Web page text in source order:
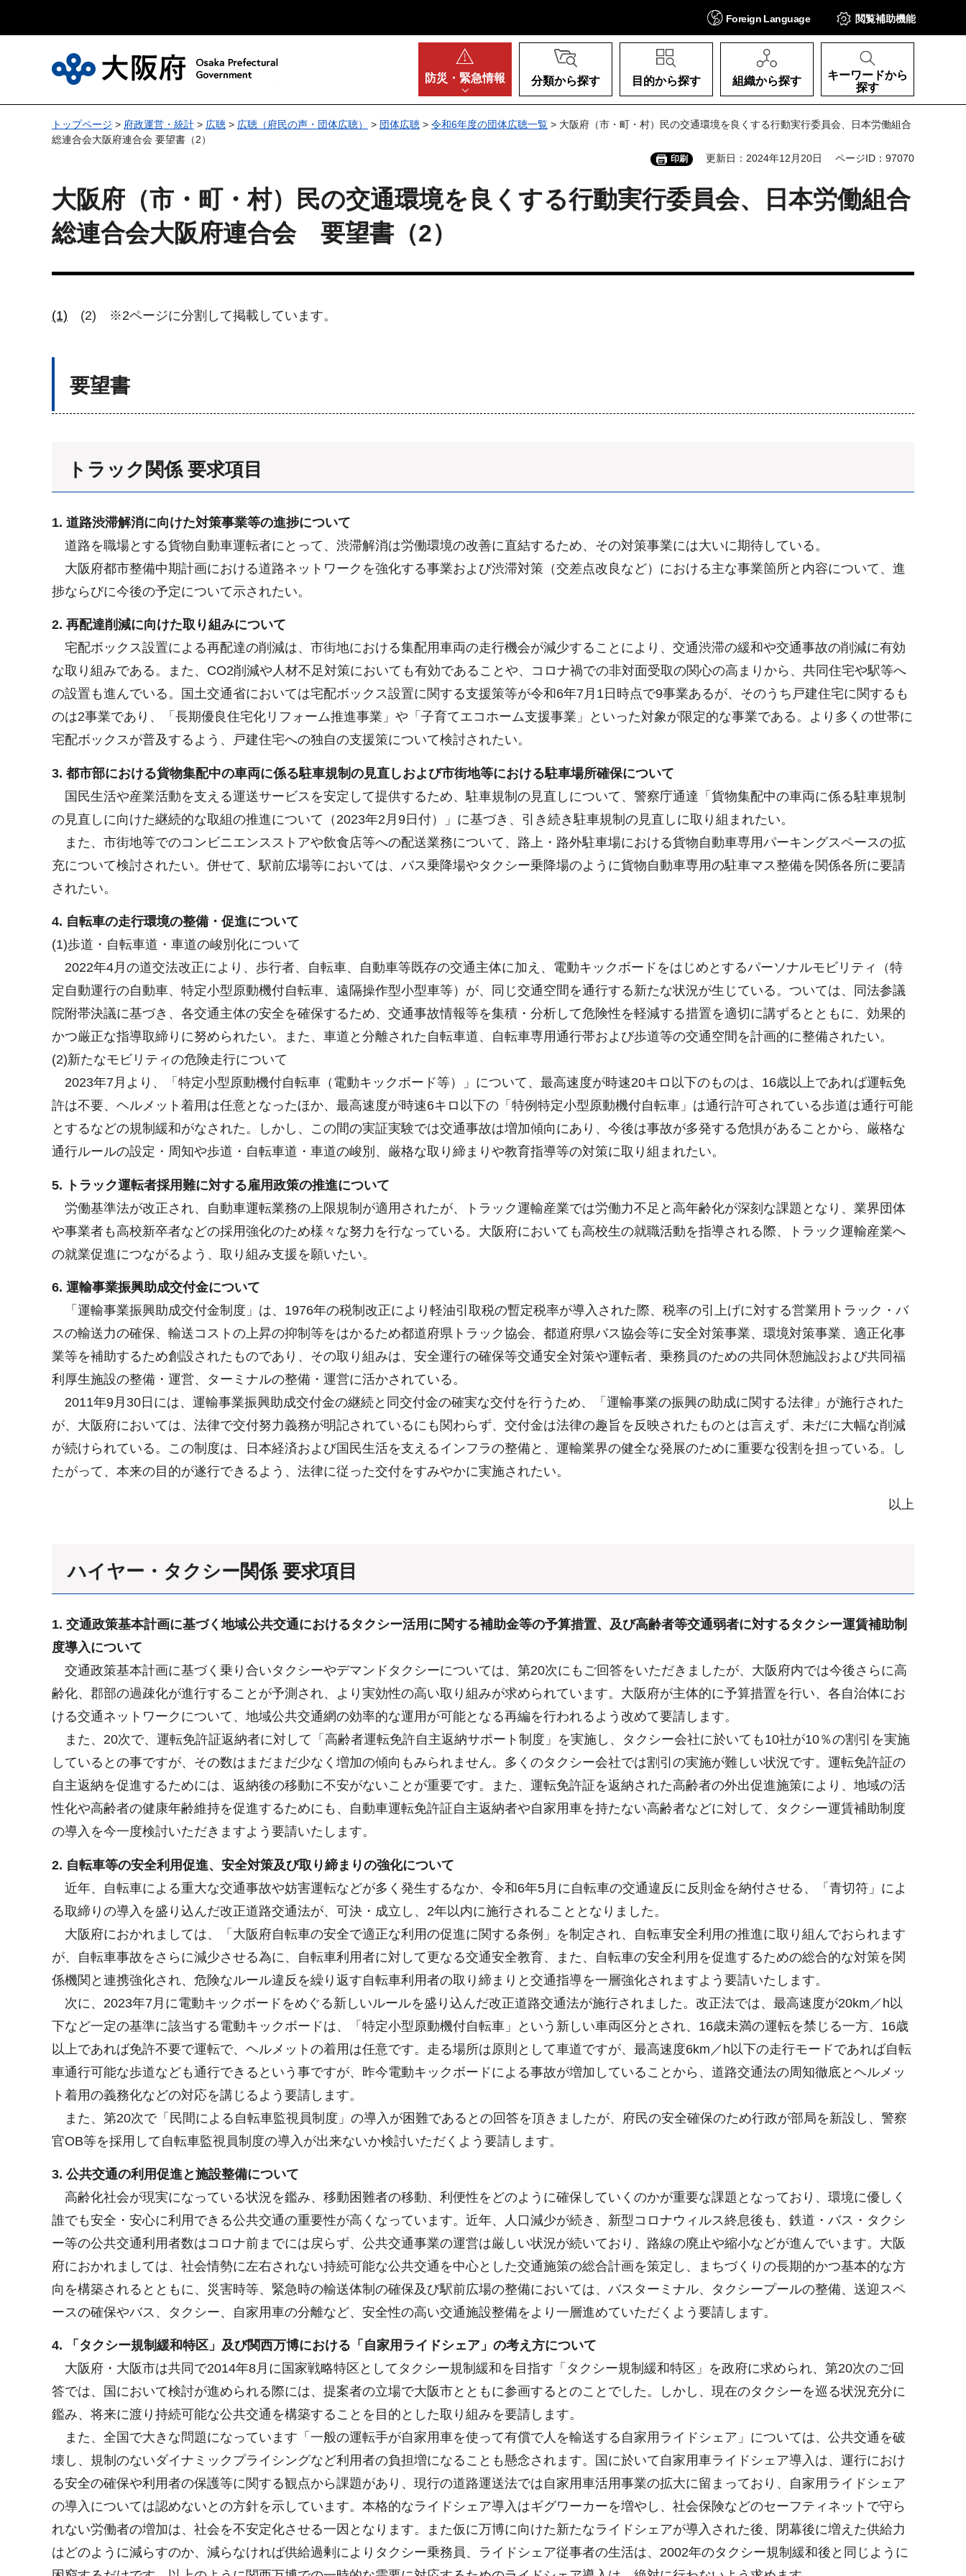
Foreign Language 閲覧補助機能
防災・ 緊急情報 分類から探す 目的から探す 組織から探す
キーワードから
探す
トップページ > 府政運営・統計 > 広聴 > 広聴（府民の声・団体広聴） > 団体広聴 > 令和6年度の団体広聴一覧 > 大阪府（市・町・村）民の交通環境を良くする行動実行委員会、日本労働組合
総連合会大阪府連合会 要望書（2）
印刷 更新日：2024年12月20日 ページID：97070
大阪府（市・町・村）民の交通環境を良くする行動実行委員会、日本労働組合
総連合会大阪府連合会 要望書（2）
(1) (2) ※2ページに分割して掲載しています。
要望書
トラック関係 要求項目
1. 道路渋滞解消に向けた対策事業等の進捗について
道路を職場とする貨物自動車運転者にとって、渋滞解消は労働環境の改善に直結するため、その対策事業には大いに期待している。
大阪府都市整備中期計画における道路ネットワークを強化する事業および渋滞対策（交差点改良など）における主な事業箇所と内容について、進
捗ならびに今後の予定について示されたい。
2. 再配達削減に向けた取り組みについて
宅配ボックス設置による再配達の削減は、市街地における集配用車両の走行機会が減少することにより、交通渋滞の緩和や交通事故の削減に有効
な取り組みである。また、CO2削減や人材不足対策においても有効であることや、コロナ禍での非対面受取の関心の高まりから、共同住宅や駅等へ
の設置も進んでいる。国土交通省においては宅配ボックス設置に関する支援策等が令和6年7月1日時点で9事業あるが、そのうち戸建住宅に関するも
のは2事業であり、「長期優良住宅化リフォーム推進事業」や「子育てエコホーム支援事業」といった対象が限定的な事業である。より多くの世帯に
宅配ボックスが普及するよう、戸建住宅への独自の支援策について検討されたい。
3. 都市部における貨物集配中の車両に係る駐車規制の見直しおよび市街地等における駐車場所確保について
国民生活や産業活動を支える運送サービスを安定して提供するため、駐車規制の見直しについて、警察庁通達「貨物集配中の車両に係る駐車規制
の見直しに向けた継続的な取組の推進について（2023年2月9日付）」に基づき、引き続き駐車規制の見直しに取り組まれたい。
また、市街地等でのコンビニエンスストアや飲食店等への配送業務について、路上・路外駐車場における貨物自動車専用パーキングスペースの拡
充について検討されたい。併せて、駅前広場等においては、バス乗降場やタクシー乗降場のように貨物自動車専用の駐車マス整備を関係各所に要請
されたい。
4. 自転車の走行環境の整備・促進について
(1)歩道・自転車道・車道の峻別化について
2022年4月の道交法改正により、歩行者、自転車、自動車等既存の交通主体に加え、電動キックボードをはじめとするパーソナルモビリティ（特
定自動運行の自動車、特定小型原動機付自転車、遠隔操作型小型車等）が、同じ交通空間を通行する新たな状況が生じている。ついては、同法参議
院附帯決議に基づき、各交通主体の安全を確保するため、交通事故情報等を集積・分析して危険性を軽減する措置を適切に講ずるとともに、効果的
かつ厳正な指導取締りに努められたい。また、車道と分離された自転車道、自転車専用通行帯および歩道等の交通空間を計画的に整備されたい。
(2)新たなモビリティの危険走行について
2023年7月より、「特定小型原動機付自転車（電動キックボード等）」について、最高速度が時速20キロ以下のものは、16歳以上であれば運転免
許は不要、ヘルメット着用は任意となったほか、最高速度が時速6キロ以下の「特例特定小型原動機付自転車」は通行許可されている歩道は通行可能
とするなどの規制緩和がなされた。しかし、この間の実証実験では交通事故は増加傾向にあり、今後は事故が多発する危惧があることから、厳格な
通行ルールの設定・周知や歩道・自転車道・車道の峻別、厳格な取り締まりや教育指導等の対策に取り組まれたい。
5. トラック運転者採用難に対する雇用政策の推進について
労働基準法が改正され、自動車運転業務の上限規制が適用されたが、トラック運輸産業では労働力不足と高年齢化が深刻な課題となり、業界団体
や事業者も高校新卒者などの採用強化のため様々な努力を行なっている。大阪府においても高校生の就職活動を指導される際、トラック運輸産業へ
の就業促進につながるよう、取り組み支援を願いたい。
6. 運輸事業振興助成交付金について
「運輸事業振興助成交付金制度」は、1976年の税制改正により軽油引取税の暫定税率が導入された際、税率の引上げに対する営業用トラック・バ
スの輸送力の確保、輸送コストの上昇の抑制等をはかるため都道府県トラック協会、都道府県バス協会等に安全対策事業、環境対策事業、適正化事
業等を補助するため創設されたものであり、その取り組みは、安全運行の確保等交通安全対策や運転者、乗務員のための共同休憩施設および共同福
利厚生施設の整備・運営、ターミナルの整備・運営に活かされている。
2011年9月30日には、運輸事業振興助成交付金の継続と同交付金の確実な交付を行うため、「運輸事業の振興の助成に関する法律」が施行された
が、大阪府においては、法律で交付努力義務が明記されているにも関わらず、交付金は法律の趣旨を反映されたものとは言えず、未だに大幅な削減
が続けられている。この制度は、日本経済および国民生活を支えるインフラの整備と、運輸業界の健全な発展のために重要な役割を担っている。し
たがって、本来の目的が遂行できるよう、法律に従った交付をすみやかに実施されたい。
以上
ハイヤー・タクシー関係 要求項目
1. 交通政策基本計画に基づく地域公共交通におけるタクシー活用に関する補助金等の予算措置、及び高齢者等交通弱者に対するタクシー運賃補助制
度導入について
交通政策基本計画に基づく乗り合いタクシーやデマンドタクシーについては、第20次にもご回答をいただきましたが、大阪府内では今後さらに高
齢化、郡部の過疎化が進行することが予測され、より実効性の高い取り組みが求められています。大阪府が主体的に予算措置を行い、各自治体にお
ける交通ネットワークについて、地域公共交通網の効率的な運用が可能となる再編を行われるよう改めて要請します。
また、20次で、運転免許証返納者に対して「高齢者運転免許自主返納サポート制度」を実施し、タクシー会社に於いても10社が10％の割引を実施
しているとの事ですが、その数はまだまだ少なく増加の傾向もみられません。多くのタクシー会社では割引の実施が難しい状況です。運転免許証の
自主返納を促進するためには、返納後の移動に不安がないことが重要です。また、運転免許証を返納された高齢者の外出促進施策により、地域の活
性化や高齢者の健康年齢維持を促進するためにも、自動車運転免許証自主返納者や自家用車を持たない高齢者などに対して、タクシー運賃補助制度
の導入を今一度検討いただきますよう要請いたします。
2. 自転車等の安全利用促進、安全対策及び取り締まりの強化について
近年、自転車による重大な交通事故や妨害運転などが多く発生するなか、令和6年5月に自転車の交通違反に反則金を納付させる、「青切符」によ
る取締りの導入を盛り込んだ改正道路交通法が、可決・成立し、2年以内に施行されることとなりました。
大阪府におかれましては、「大阪府自転車の安全で適正な利用の促進に関する条例」を制定され、自転車安全利用の推進に取り組んでおられます
が、自転車事故をさらに減少させる為に、自転車利用者に対して更なる交通安全教育、また、自転車の安全利用を促進するための総合的な対策を関
係機関と連携強化され、危険なルール違反を繰り返す自転車利用者の取り締まりと交通指導を一層強化されますよう要請いたします。
次に、2023年7月に電動キックボードをめぐる新しいルールを盛り込んだ改正道路交通法が施行されました。改正法では、最高速度が20km／h以
下など一定の基準に該当する電動キックボードは、「特定小型原動機付自転車」という新しい車両区分とされ、16歳未満の運転を禁じる一方、16歳
以上であれば免許不要で運転で、ヘルメットの着用は任意です。走る場所は原則として車道ですが、最高速度6km／h以下の走行モードであれば自転
車通行可能な歩道なども通行できるという事ですが、昨今電動キックボードによる事故が増加していることから、道路交通法の周知徹底とヘルメッ
ト着用の義務化などの対応を講じるよう要請します。
また、第20次で「民間による自転車監視員制度」の導入が困難であるとの回答を頂きましたが、府民の安全確保のため行政が部局を新設し、警察
官OB等を採用して自転車監視員制度の導入が出来ないか検討いただくよう要請します。
3. 公共交通の利用促進と施設整備について
高齢化社会が現実になっている状況を鑑み、移動困難者の移動、利便性をどのように確保していくのかが重要な課題となっており、環境に優しく
誰でも安全・安心に利用できる公共交通の重要性が高くなっています。近年、人口減少が続き、新型コロナウィルス終息後も、鉄道・バス・タクシ
ー等の公共交通利用者数はコロナ前までには戻らず、公共交通事業の運営は厳しい状況が続いており、路線の廃止や縮小などが進んでいます。大阪
府におかれましては、社会情勢に左右されない持続可能な公共交通を中心とした交通施策の総合計画を策定し、まちづくりの長期的かつ基本的な方
向を構築されるとともに、災害時等、緊急時の輸送体制の確保及び駅前広場の整備においては、バスターミナル、タクシープールの整備、送迎スペ
ースの確保やバス、タクシー、自家用車の分離など、安全性の高い交通施設整備をより一層進めていただくよう要請します。
4. 「タクシー規制緩和特区」及び関西万博における「自家用ライドシェア」の考え方について
大阪府・大阪市は共同で2014年8月に国家戦略特区としてタクシー規制緩和を目指す「タクシー規制緩和特区」を政府に求められ、第20次のご回
答では、国において検討が進められる際には、提案者の立場で大阪市とともに参画するとのことでした。しかし、現在のタクシーを巡る状況充分に
鑑み、将来に渡り持続可能な公共交通を構築することを目的とした取り組みを要請します。
また、全国で大きな問題になっています「一般の運転手が自家用車を使って有償で人を輸送する自家用ライドシェア」については、公共交通を破
壊し、規制のないダイナミックプライシングなど利用者の負担増になることも懸念されます。国に於いて自家用車ライドシェア導入は、運行におけ
る安全の確保や利用者の保護等に関する観点から課題があり、現行の道路運送法では自家用車活用事業の拡大に留まっており、自家用ライドシェア
の導入については認めないとの方針を示しています。本格的なライドシェア導入はギグワーカーを増やし、社会保険などのセーフティネットで守ら
れない労働者の増加は、社会を不安定化させる一因となります。また仮に万博に向けた新たなライドシェアが導入された後、閉幕後に増えた供給力
はどのように減らすのか、減らなければ供給過剰によりタクシー乗務員、ライドシェア従事者の生活は、2002年のタクシー規制緩和後と同じように